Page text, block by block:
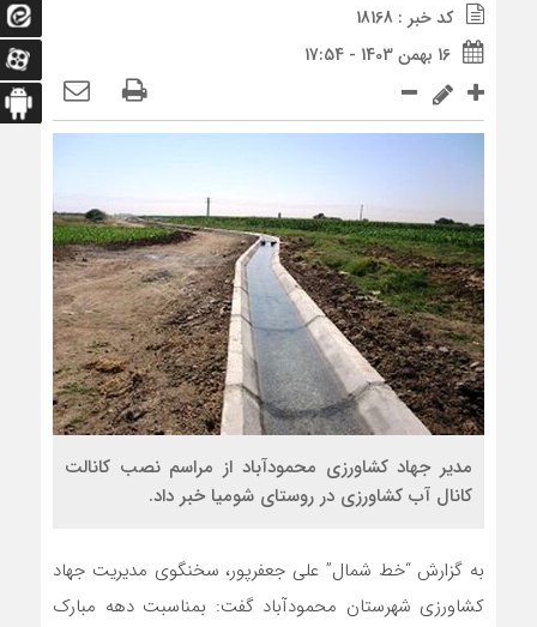
کد خبر : 18168
16 بهمن 1403 - 17:54
مدیر جهاد کشاورزی محمودآباد از مراسم نصب کانالت
کانال آب کشاورزی در روستای شومیا خبر داد.
به گزارش “خط شمال” علی جعفرپور، سخنگوی مدیریت جهاد
کشاورزی شهرستان محمودآباد گفت: بمناسبت دهه مبارک